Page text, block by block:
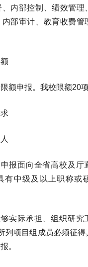
内部控制、绩效管理
部审计、教育收费管
额申报。我校限额20项
报面向全省高校及厅
有中级及以上职称或
实际承担、组织研究
列项目组成员必须征得
。